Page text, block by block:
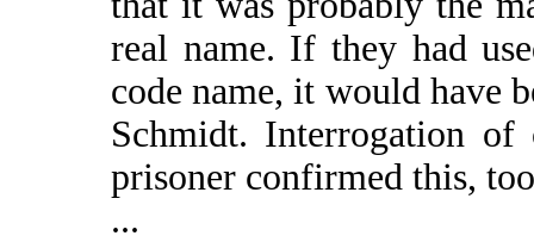
real name. If they had
code name, it would have
Schmidt. Interrogation of
prisoner confirmed this,
...